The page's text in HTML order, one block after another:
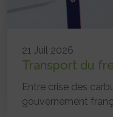
21 Juil 2026
Transport du
Entre crise des
gouvernement